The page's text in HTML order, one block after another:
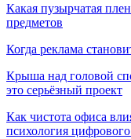
Какая пузырчатая
предметов
Когда реклама
Крыша над головой
это серьёзный проект
Как чистота офиса
психология